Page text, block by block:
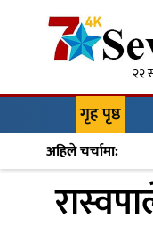
२२
गृह पृष्ठ
अहिले चर्चामा: